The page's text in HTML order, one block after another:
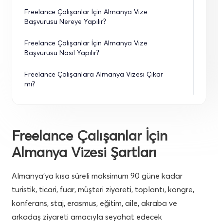
Freelance Çalışanlar İçin Almanya Vize
Başvurusu Nereye Yapılır?
Freelance Çalışanlar İçin Almanya Vize
Başvurusu Nasıl Yapılır?
Freelance Çalışanlara Almanya Vizesi Çıkar
mı?
Freelance Çalışanlar İçin
Almanya Vizesi Şartları
Almanya’ya kısa süreli maksimum 90 güne kadar
turistik, ticari, fuar, müşteri ziyareti, toplantı, kongre,
konferans, staj, erasmus, eğitim, aile, akraba ve
arkadaş ziyareti amacıyla seyahat edecek